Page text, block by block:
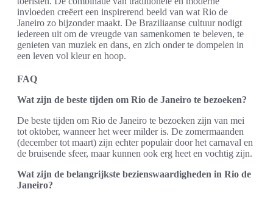
invloeden creëert een inspirerend beeld van wat Rio de
Janeiro zo bijzonder maakt. De Braziliaanse cultuur nodigt
iedereen uit om de vreugde van samenkomen te beleven, te
genieten van muziek en dans, en zich onder te dompelen in
een leven vol kleur en hoop.
FAQ
Wat zijn de beste tijden om Rio de Janeiro te bezoeken?
De beste tijden om Rio de Janeiro te bezoeken zijn van mei
tot oktober, wanneer het weer milder is. De zomermaanden
(december tot maart) zijn echter populair door het carnaval en
de bruisende sfeer, maar kunnen ook erg heet en vochtig zijn.
Wat zijn de belangrijkste bezienswaardigheden in Rio de
Janeiro?